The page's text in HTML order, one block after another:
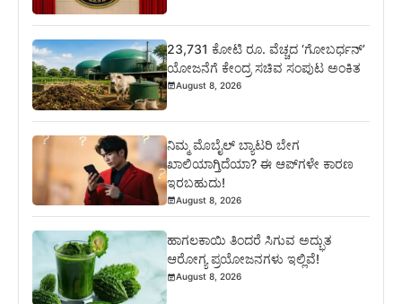
23,731 ಕೋಟಿ ರೂ. ವೆಚ್ಚದ ‘ಗೋಬರ್ಧನ್’
ಯೋಜನೆಗೆ ಕೇಂದ್ರ ಸಚಿವ ಸಂಪುಟ ಅಂಕಿತ
August 8, 2026
ನಿಮ್ಮ ಮೊಬೈಲ್ ಬ್ಯಾಟರಿ ಬೇಗ
ಖಾಲಿಯಾಗ್ತಿದೆಯಾ? ಈ ಆಪ್‌ಗಳೇ ಕಾರಣ
ಇರಬಹುದು!
August 8, 2026
ಹಾಗಲಕಾಯಿ ತಿಂದರೆ ಸಿಗುವ ಅದ್ಭುತ
ಆರೋಗ್ಯ ಪ್ರಯೋಜನಗಳು ಇಲ್ಲಿವೆ!
August 8, 2026